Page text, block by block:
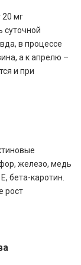
20 мг
суточной
в процессе
а к апрелю –
и при
железо, медь
бета-каротин.
рост